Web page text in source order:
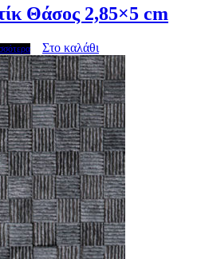
Θάσος 2,85×5 cm
Στο καλάθι